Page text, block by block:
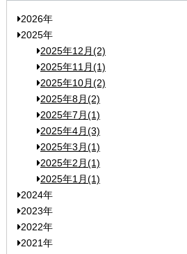
2026年
2025年
2025年12月(2)
2025年11月(1)
2025年10月(2)
2025年8月(2)
2025年7月(1)
2025年4月(3)
2025年3月(1)
2025年2月(1)
2025年1月(1)
2024年
2023年
2022年
2021年